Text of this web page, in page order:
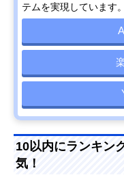
テムを実現しています。
10以内にランキン
気！